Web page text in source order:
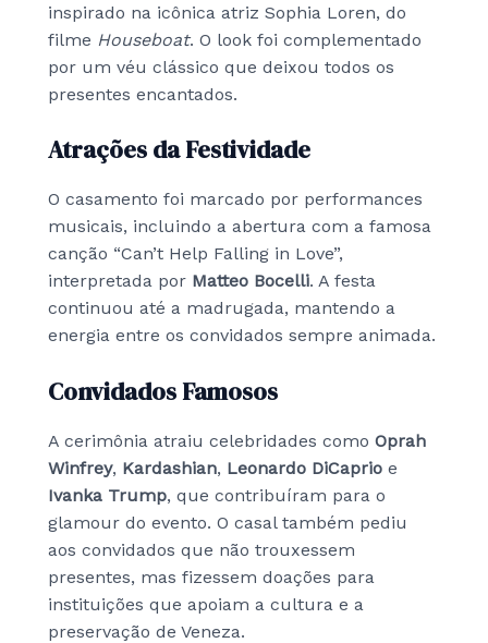
inspirado na icônica atriz Sophia Loren, do
filme Houseboat. O look foi complementado
por um véu clássico que deixou todos os
presentes encantados.
Atrações da Festividade
O casamento foi marcado por performances
musicais, incluindo a abertura com a famosa
canção “Can’t Help Falling in Love”,
interpretada por Matteo Bocelli. A festa
continuou até a madrugada, mantendo a
energia entre os convidados sempre animada.
Convidados Famosos
A cerimônia atraiu celebridades como Oprah
Winfrey, Kardashian, Leonardo DiCaprio e
Ivanka Trump, que contribuíram para o
glamour do evento. O casal também pediu
aos convidados que não trouxessem
presentes, mas fizessem doações para
instituições que apoiam a cultura e a
preservação de Veneza.